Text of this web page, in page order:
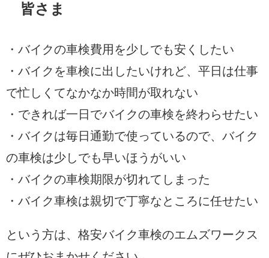
皆さま
・バイクの車検費用を少しでも安くしたい
・バイクを車検に出したいけれど、平日は仕事
で忙しくてなかなか時間が取れない
・できれば一日でバイクの車検を終わらせたい
・バイクは毎日通勤で使っているので、バイク
の車検は少しでも早いほうがいい
・バイクの車検期限が切れてしまった
・バイク車検は親切で丁寧なところに任せたい
という方は、格安バイク車検のエムズワークス